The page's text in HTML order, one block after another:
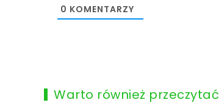
0 KOMENTARZY
Warto również przeczytać